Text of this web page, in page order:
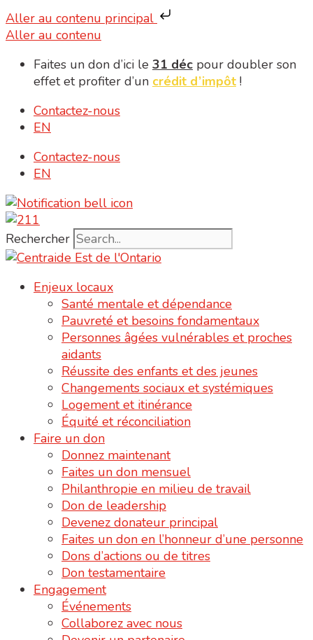
Aller au contenu principal
Aller au contenu
Faites un don d’ici le 31 déc pour doubler son
effet et profiter d’un crédit d’impôt !
Contactez-nous
EN
Contactez-nous
EN
Rechercher
Enjeux locaux
Santé mentale et dépendance
Pauvreté et besoins fondamentaux
Personnes âgées vulnérables et proches
aidants
Réussite des enfants et des jeunes
Changements sociaux et systémiques
Logement et itinérance
Équité et réconciliation
Faire un don
Donnez maintenant
Faites un don mensuel
Philanthropie en milieu de travail
Don de leadership
Devenez donateur principal
Faites un don en l’honneur d’une personne
Dons d’actions ou de titres
Don testamentaire
Engagement
Événements
Collaborez avec nous